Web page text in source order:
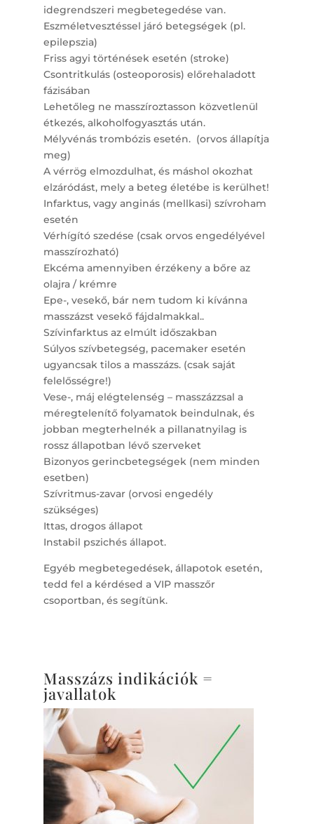
idegrendszeri megbetegedése van.
Eszméletvesztéssel járó betegségek (pl.
epilepszia)
Friss agyi történések esetén (stroke)
Csontritkulás (osteoporosis) előrehaladott
fázisában
Lehetőleg ne masszíroztasson közvetlenül
étkezés, alkoholfogyasztás után.
Mélyvénás trombózis esetén. (orvos állapítja
meg)
A vérrög elmozdulhat, és máshol okozhat
elzáródást, mely a beteg életébe is kerülhet!
Infarktus, vagy anginás (mellkasi) szívroham
esetén
Vérhígító szedése (csak orvos engedélyével
masszírozható)
Ekcéma amennyiben érzékeny a bőre az
olajra / krémre
Epe-, vesekő, bár nem tudom ki kívánna
masszázst vesekő fájdalmakkal..
Szívinfarktus az elmúlt időszakban
Súlyos szívbetegség, pacemaker esetén
ugyancsak tilos a masszázs. (csak saját
felelősségre!)
Vese-, máj elégtelenség – masszázzsal a
méregtelenítő folyamatok beindulnak, és
jobban megterhelnék a pillanatnyilag is
rossz állapotban lévő szerveket
Bizonyos gerincbetegségek (nem minden
esetben)
Szívritmus-zavar (orvosi engedély
szükséges)
Ittas, drogos állapot
Instabil pszichés állapot.
Egyéb megbetegedések, állapotok esetén,
tedd fel a kérdésed a VIP masszőr
csoportban, és segítünk.
Masszázs indikációk =
javallatok